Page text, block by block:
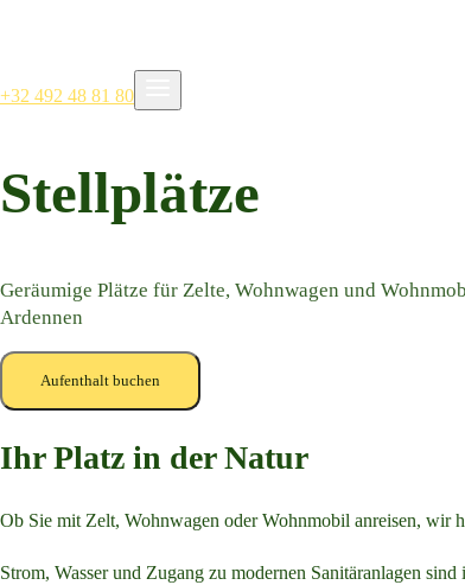
+32 492 48 81 80
Stellplätze
Geräumige Plätze für Zelte, Wohnwagen und
Ardennen
Aufenthalt buchen
Ihr Platz in der Natur
Ob Sie mit Zelt, Wohnwagen oder Wohnmobil anreisen, wir
Strom, Wasser und Zugang zu modernen Sanitäranlagen